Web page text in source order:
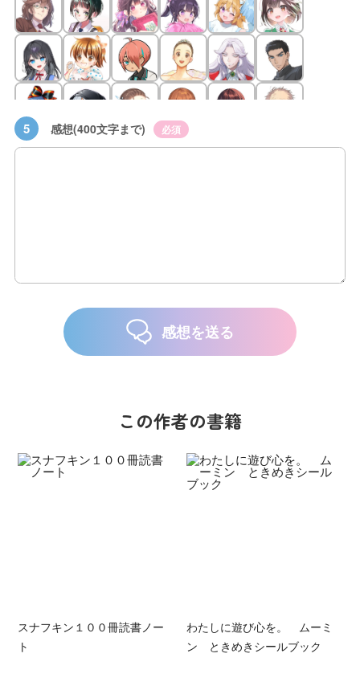
5 感想(400文字まで) 必須
感想を送る
この作者の書籍
スナフキン１００冊読書ノー
ト
わたしに遊び心を。 ムーミ
ン ときめきシールブック